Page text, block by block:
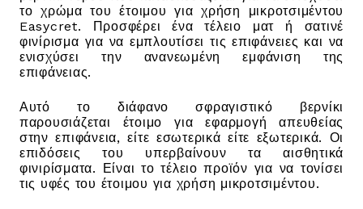
το χρώμα του έτοιμου για χρήση μικροτσιμέντου
Easycret. Προσφέρει ένα τέλειο ματ ή σατινέ
φινίρισμα για να εμπλουτίσει τις επιφάνειες και να
ενισχύσει την ανανεωμένη εμφάνιση της
επιφάνειας.
Αυτό το διάφανο σφραγιστικό βερνίκι
παρουσιάζεται έτοιμο για εφαρμογή απευθείας
στην επιφάνεια, είτε εσωτερικά είτε εξωτερικά. Οι
επιδόσεις του υπερβαίνουν τα αισθητικά
φινιρίσματα. Είναι το τέλειο προϊόν για να τονίσει
τις υφές του έτοιμου για χρήση μικροτσιμέντου.